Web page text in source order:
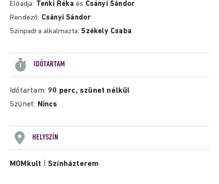
Előadja: Tenki Rékaés Csányi Sándor
Rendező: Csányi Sándor
Színpadra alkalmazta:Székely Csaba
IDŐTARTAM
Időtartam: 90 perc, szünet nélkül
Szünet: Nincs
HELYSZÍN
MOMkult |Színházterem